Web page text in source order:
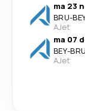
ma 23
BRU-
AJet
ma 07
BEY-BRU
AJet